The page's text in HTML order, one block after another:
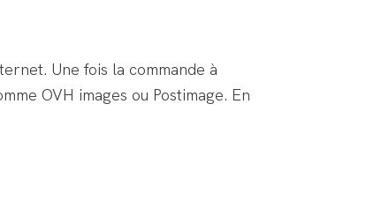
Une fois la commande à
OVH images ou Postimage. En